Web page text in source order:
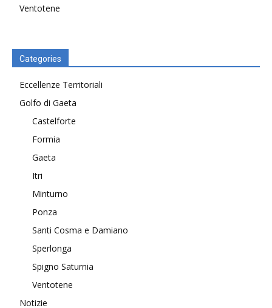
Ventotene
Categories
Eccellenze Territoriali
Golfo di Gaeta
Castelforte
Formia
Gaeta
Itri
Minturno
Ponza
Santi Cosma e Damiano
Sperlonga
Spigno Saturnia
Ventotene
Notizie